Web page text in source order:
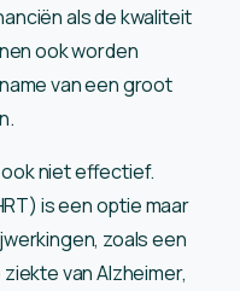
als de kwaliteit
ook worden
van een groot
niet effectief.
is een optie maar
zoals een
van Alzheimer,